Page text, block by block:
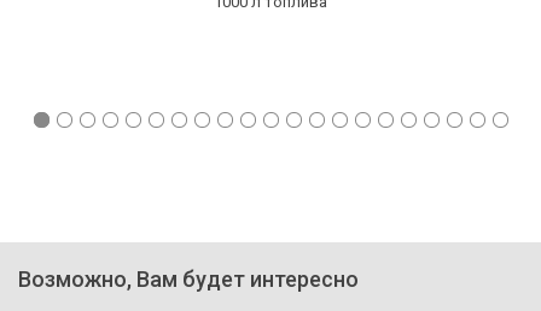
Возможно, Вам будет интересно